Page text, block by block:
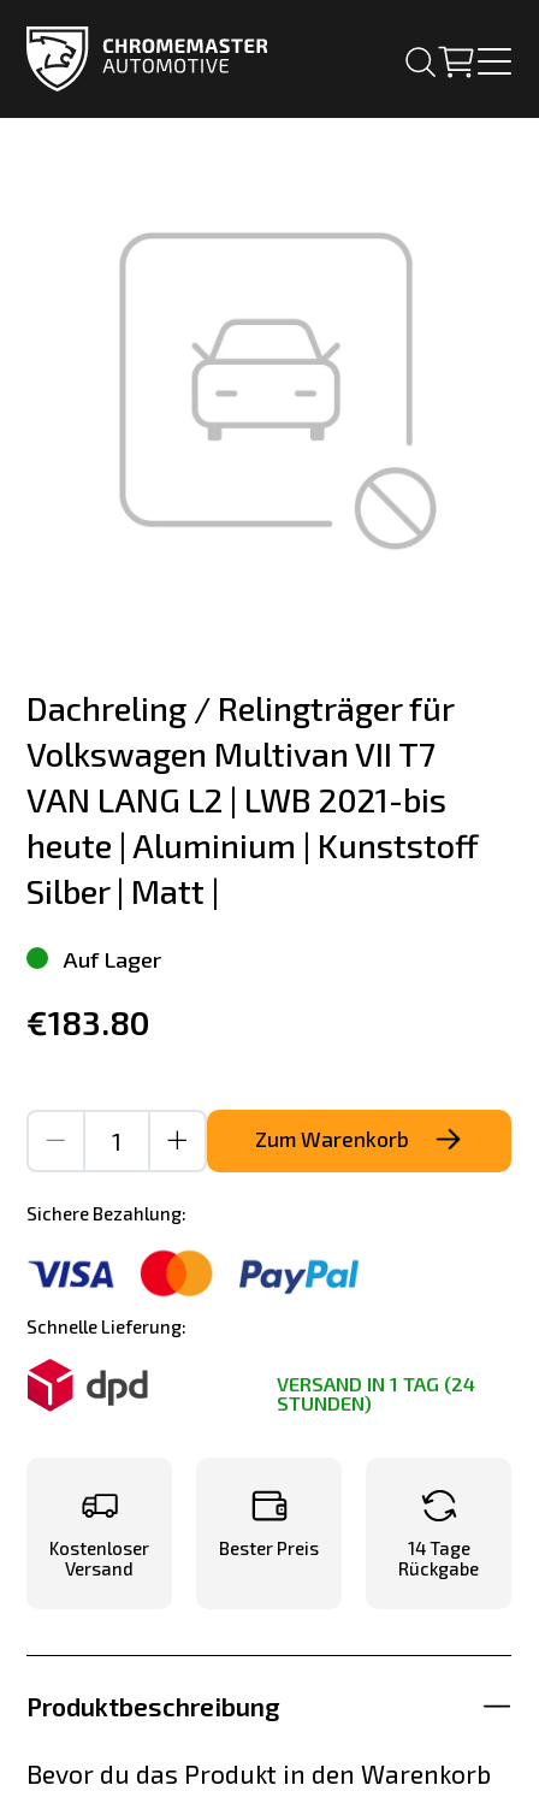
Dachreling / Relingträger für
Volkswagen Multivan VII T7
VAN LANG L2 | LWB 2021-bis
heute | Aluminium | Kunststoff
Silber | Matt |
Auf Lager
€183.80
Zum Warenkorb
Sichere Bezahlung:
Schnelle Lieferung:
VERSAND IN 1 TAG (24
STUNDEN)
Kostenloser
Versand
Bester Preis
14 Tage
Rückgabe
Produktbeschreibung
Bevor du das Produkt in den Warenkorb